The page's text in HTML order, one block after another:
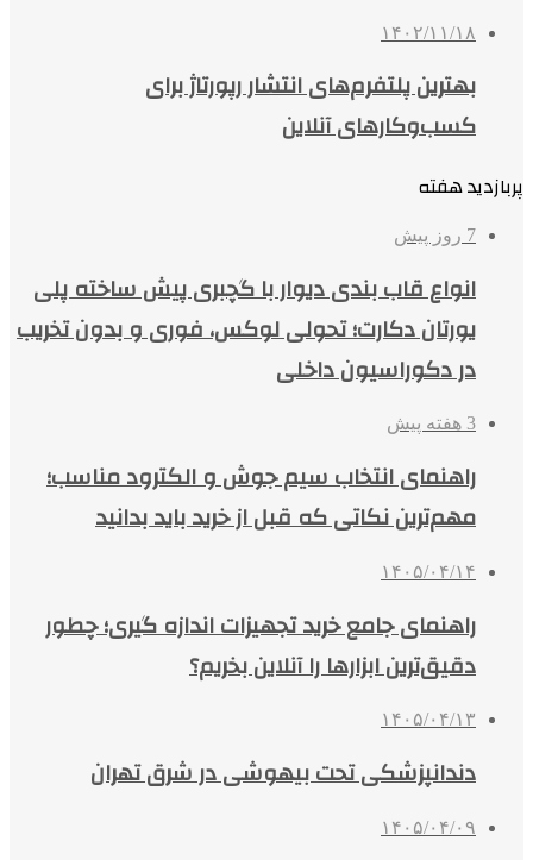
۱۴۰۲/۱۱/۱۸
بهترین پلتفرم‌های انتشار رپورتاژ برای
کسب‌وکارهای آنلاین
پربازدید هفته
7 روز پیش
انواع قاب بندی دیوار با گچبری پیش ساخته پلی
یورتان دکارت؛ تحولی لوکس، فوری و بدون تخریب
در دکوراسیون داخلی
3 هفته پیش
راهنمای انتخاب سیم جوش و الکترود مناسب؛
مهم‌ترین نکاتی که قبل از خرید باید بدانید
۱۴۰۵/۰۴/۱۴
راهنمای جامع خرید تجهیزات اندازه گیری؛ چطور
دقیق‌ترین ابزارها را آنلاین بخریم؟
۱۴۰۵/۰۴/۱۳
دندانپزشکی تحت بیهوشی در شرق تهران
۱۴۰۵/۰۴/۰۹